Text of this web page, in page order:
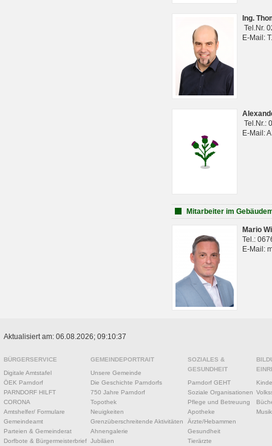
Ing.
Tel.Nr.
E-Mail:
Tel.Nr.:
E-Mail:
Mitarbeiter im
Mario
Tel.:
E-Mail:
Aktualisiert am: 06.08.2026; 09:10:37
BÜRGERSERVICE
Digitale Amtstafel
ÖEK Parndorf
PARNDORF HILFT
CORONA
Amtshelfer/ Formulare
Gemeindeamt
Parteien & Gemeinderat
Dorfbote & Bürgermeisterbrief
GEMEINDEPORTRAIT
Unsere Gemeinde
Die Geschichte Parndorfs
750 Jahre Parndorf
Topothek
Neuigkeiten
Grenzüberschreitende Aktivitäten
Ahnengalerie
Jubiläen
SOZIALES &
GESUNDHEIT
Parndorf GEHT
Soziale Organisationen
Pflege und Betreuung
Apotheke
Ärzte/Hebammen
Gesundheit
Tierärzte